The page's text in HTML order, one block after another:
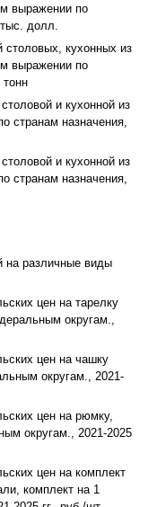
выражении по
тыс. долл.
столовых, кухонных из
выражении по
тонн
и кухонной из
странам назначения,
и кухонной из
странам назначения,
на различные виды
цен на тарелку
округам.,
цен на чашку
округам., 2021-
цен на рюмку,
округам., 2021-2025
цен на комплект
комплект на 1